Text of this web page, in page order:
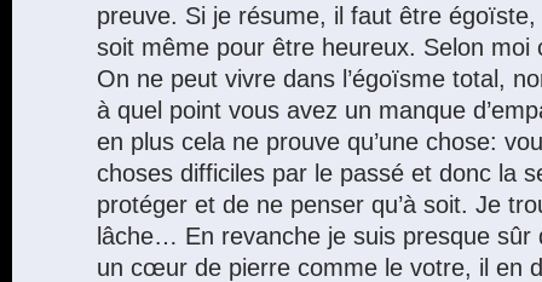
preuve. Si je résume, il faut être égoïste,
soit même pour être heureux. Selon moi
On ne peut vivre dans l’égoïsme total,
à quel point vous avez un manque
en plus cela ne prouve qu’une chose:
choses difficiles par le passé et donc la
protéger et de ne penser qu’à soit. Je
lâche… En revanche je suis presque sûr
un cœur de pierre comme le votre, il en